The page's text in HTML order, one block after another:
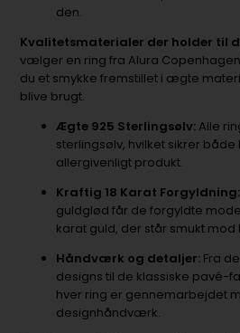
den.
Kvalitetsmaterialer der holder til
vælger en ring fra Alura
du et smykke fremstillet i ægte
blive brugt.
Ægte 925 Sterlingsølv: Alle
sterlingsølv, hvilket sikrer
allergivenligt produkt.
Kraftig 18 Karat Forgyldning:
guldglød får de forgyldte
karat guld, der står smukt mod
Håndværk og detaljer: Fra
designs til de klassiske pavé-
hver ring er gennemarbejdet
designhåndværk.